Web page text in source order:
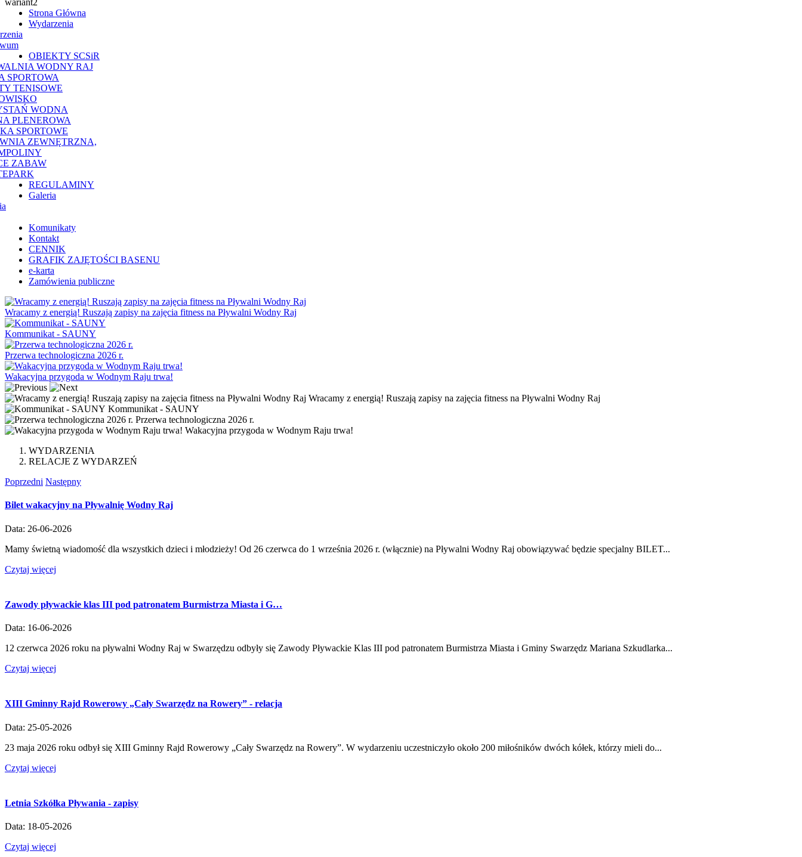
Strona Główna
Wydarzenia
OBIEKTY SCSiR
WODNY RAJ
SPORTOWA
TENISOWE
WODNA
PLENEROWA
SPORTOWE
ZEWNĘTRZNA,
ZABAW
REGULAMINY
Galeria
Komunikaty
Kontakt
CENNIK
GRAFIK ZAJĘTOŚCI BASENU
e-karta
Zamówienia publiczne
Wracamy z energią! Ruszają zapisy na zajęcia fitness na Pływalni Wodny Raj
Kommunikat - SAUNY
Przerwa technologiczna 2026 r.
Wakacyjna przygoda w Wodnym Raju trwa!
Wracamy z energią! Ruszają zapisy na zajęcia fitness na Pływalni Wodny Raj
Kommunikat - SAUNY
Przerwa technologiczna 2026 r.
Wakacyjna przygoda w Wodnym Raju trwa!
WYDARZENIA
RELACJE Z WYDARZEŃ
Poprzedni Następny
Bilet wakacyjny na Pływalnię Wodny Raj
Data: 26-06-2026
Mamy świetną wiadomość dla wszystkich dzieci i młodzieży! Od 26 czerwca do 1 września 2026 r. (włącznie) na Pływalni Wodny Raj obowiązywać będzie specjalny BILET...
Czytaj więcej
Zawody pływackie klas III pod patronatem Burmistrza Miasta i G…
Data: 16-06-2026
12 czerwca 2026 roku na pływalni Wodny Raj w Swarzędzu odbyły się Zawody Pływackie Klas III pod patronatem Burmistrza Miasta i Gminy Swarzędz Mariana Szkudlarka...
Czytaj więcej
XIII Gminny Rajd Rowerowy „Cały Swarzędz na Rowery” - relacja
Data: 25-05-2026
23 maja 2026 roku odbył się XIII Gminny Rajd Rowerowy „Cały Swarzędz na Rowery”. W wydarzeniu uczestniczyło około 200 miłośników dwóch kółek, którzy mieli do...
Czytaj więcej
Letnia Szkółka Pływania - zapisy
Data: 18-05-2026
Czytaj więcej